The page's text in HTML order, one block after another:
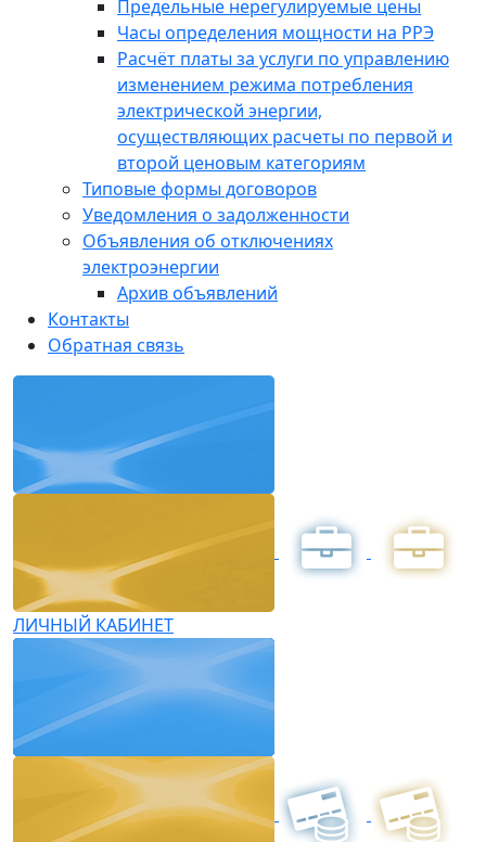
Предельные нерегулируемые цены
Часы определения мощности на РРЭ
Расчёт платы за услуги по управлению
изменением режима потребления
электрической энергии,
осуществляющих расчеты по первой и
второй ценовым категориям
Типовые формы договоров
Уведомления о задолженности
Объявления об отключениях
электроэнергии
Архив объявлений
Контакты
Обратная связь
ЛИЧНЫЙ КАБИНЕТ